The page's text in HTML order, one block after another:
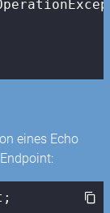
eines Echo